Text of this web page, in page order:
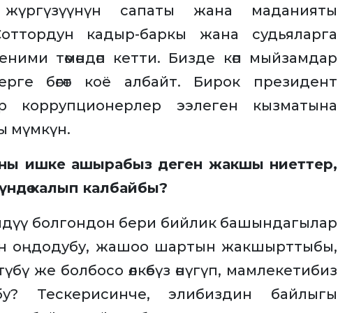
сапаты жана маданияты
кадыр-баркы жана судьяларга
төмөндөп кетти. Бизде көп мыйзамдар
бөгөт коё албайт. Бирок президент
коррупционерлер ээлеген кызматына
мүмкүн.
ишке ашырабыз деген жакшы ниеттер,
калып калбайбы?
болгондон бери бийлик башындагылар
оңдодубу, жашоо шартын жакшырттыбы,
же болбосо өлкөбүз өнүгүп, мамлекетибиз
Тескерисинче, элибиздин байлыгы